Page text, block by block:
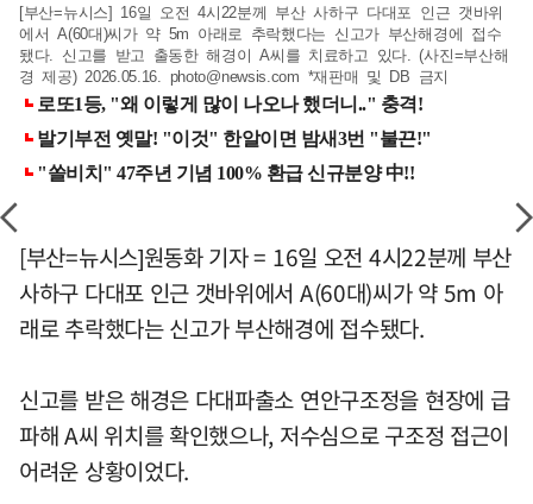
[부산=뉴시스] 16일 오전 4시22분께 부산 사하구 다대포 인근 갯바위
에서 A(60대)씨가 약 5m 아래로 추락했다는 신고가 부산해경에 접수
됐다. 신고를 받고 출동한 해경이 A씨를 치료하고 있다. (사진=부산해
경 제공) 2026.05.16. photo@newsis.com *재판매 및 DB 금지
[부산=뉴시스]원동화 기자 = 16일 오전 4시22분께 부산
사하구 다대포 인근 갯바위에서 A(60대)씨가 약 5m 아
래로 추락했다는 신고가 부산해경에 접수됐다.
신고를 받은 해경은 다대파출소 연안구조정을 현장에 급
파해 A씨 위치를 확인했으나, 저수심으로 구조정 접근이
어려운 상황이었다.